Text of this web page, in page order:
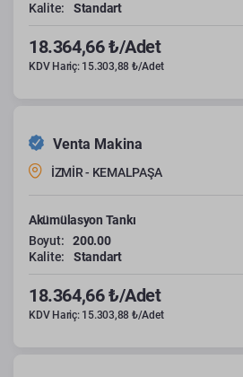
Kalite:
Standart
18.364,66 ₺/Adet
KDV Hariç: 15.303,88 ₺/Adet
Venta Makina
İZMİR - KEMALPAŞA
Akümülasyon Tankı
Boyut:
200.00
Kalite:
Standart
18.364,66 ₺/Adet
KDV Hariç: 15.303,88 ₺/Adet